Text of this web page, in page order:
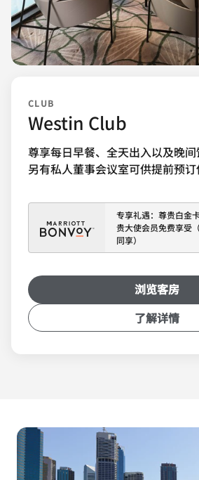
CLUB
Westin Club
尊享每日早餐、全天出入以及晚间
另有私人董事会议室可供提前预订
专享礼遇：尊贵白金
贵大使会员免费享受
同享）
浏览客房
了解详情